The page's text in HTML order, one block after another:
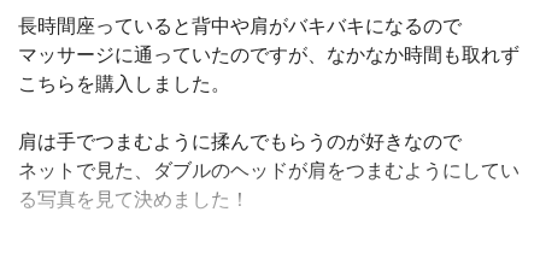
長時間座っていると背中や肩がバキバキになるので
マッサージに通っていたのですが、なかなか時間も取れず
こちらを購入しました。
肩は手でつまむように揉んでもらうのが好きなので
ネットで見た、ダブルのヘッドが肩をつまむようにしてい
る写真を見て決めました！